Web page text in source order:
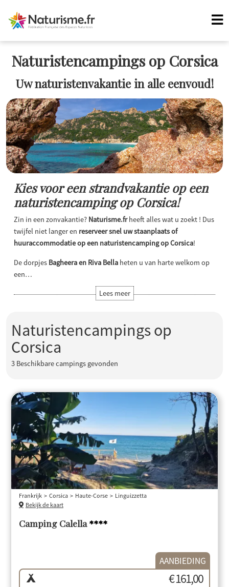
Naturistencampings op Corsica
Uw naturistenvakantie in alle eenvoud!
Kies voor een strandvakantie op een
naturistencamping op Corsica!
Zin in een zonvakantie? Naturisme.fr heeft alles wat u zoekt ! Dus
twijfel niet langer en reserveer snel uw staanplaats of
huuraccommodatie op een naturistencamping op Corsica!
De dorpjes Bagheera en Riva Bella heten u van harte welkom op
een…
Naturistencampings op
Corsica
3 Beschikbare campings gevonden
Camping Calella****
Frankrijk Corsica Haute-Corse
Linguizzetta
Bekijk de kaart
AANBIEDING
€ 161,00